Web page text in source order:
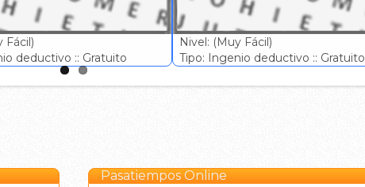
Fácil)
deductivo :: Gratuito
Nivel: (Muy Fácil)
Tipo: Ingenio deductivo :: Gratuito
Pasatiempos Online